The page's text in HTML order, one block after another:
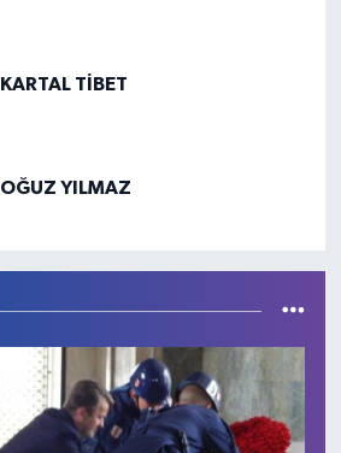
KARTAL TİBET
OĞUZ YILMAZ